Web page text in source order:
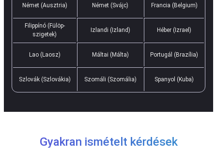
Német (Ausztria) Német (Svájc) Francia (Belgium)
Filippínó (Fülöp-
szigetek)
Izlandi (Izland) Héber (Izrael)
Lao (Laosz) Máltai (Málta) Portugál (Brazília)
Szlovák (Szlovákia) Szomáli (Szomália) Spanyol (Kuba)
Gyakran ismételt kérdések